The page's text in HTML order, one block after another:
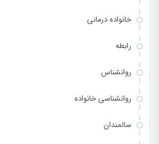
خانواده درمانی
رابطه
روانشناس
روانشناسی خانواده
سالمندان